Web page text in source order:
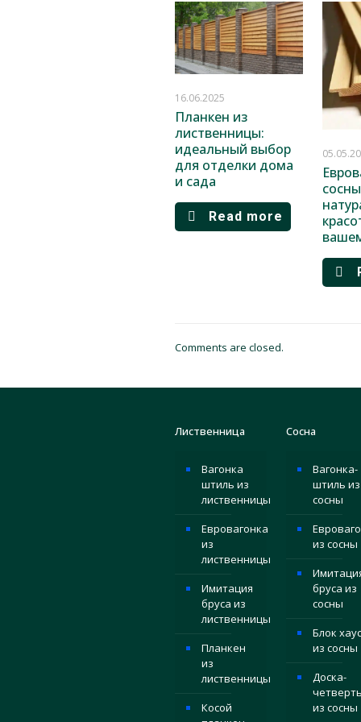
16.06.2025
Планкен из
лиственницы:
идеальный выбор
для отделки дома
и сада
Read more
Comments are closed.
Лиственница
Вагонка
штиль из
лиственницы
Евровагонка
из
лиственницы
Имитация
бруса из
лиственницы
Планкен
из
лиственницы
Косой
Сосна
Вагонка-
штиль из
сосны
из сосны
бруса из
сосны
Блок хаус
из сосны
Доска-
из сосны